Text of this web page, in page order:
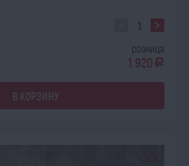
розница
1 920 a
В КОРЗИНУ